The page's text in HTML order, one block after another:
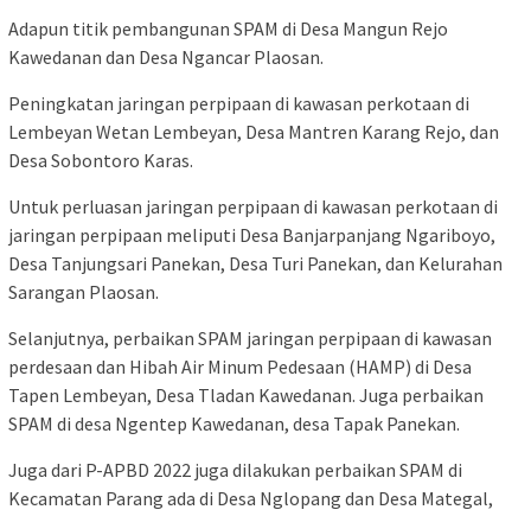
Adapun titik pembangunan SPAM di Desa Mangun Rejo
Kawedanan dan Desa Ngancar Plaosan.
Peningkatan jaringan perpipaan di kawasan perkotaan di
Lembeyan Wetan Lembeyan, Desa Mantren Karang Rejo, dan
Desa Sobontoro Karas.
Untuk perluasan jaringan perpipaan di kawasan perkotaan di
jaringan perpipaan meliputi Desa Banjarpanjang Ngariboyo,
Desa Tanjungsari Panekan, Desa Turi Panekan, dan Kelurahan
Sarangan Plaosan.
Selanjutnya, perbaikan SPAM jaringan perpipaan di kawasan
perdesaan dan Hibah Air Minum Pedesaan (HAMP) di Desa
Tapen Lembeyan, Desa Tladan Kawedanan. Juga perbaikan
SPAM di desa Ngentep Kawedanan, desa Tapak Panekan.
Juga dari P-APBD 2022 juga dilakukan perbaikan SPAM di
Kecamatan Parang ada di Desa Nglopang dan Desa Mategal,